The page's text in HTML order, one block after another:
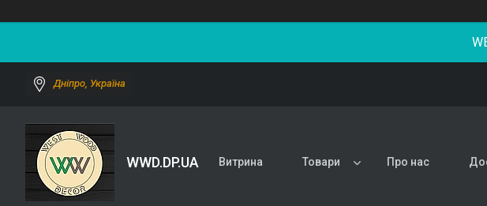
Дніпро, Україна
WWD.DP.UA Витрина Товари Про нас